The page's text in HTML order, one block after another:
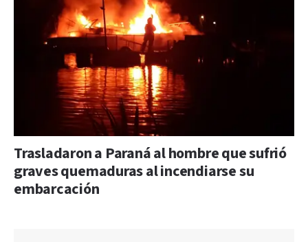
Trasladaron a Paraná al hombre que sufrió
graves quemaduras al incendiarse su
embarcación